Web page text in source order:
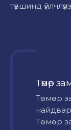
түвшинд
Төмөр
Төмөр
Төмөр